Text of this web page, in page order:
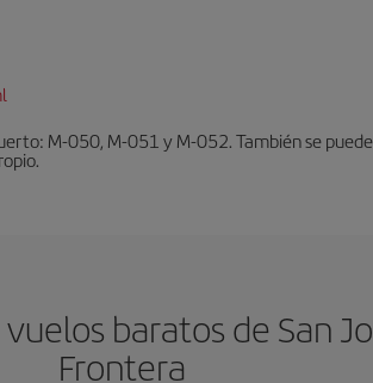
M-050, M-051 y M-052. También se
baratos de San
Frontera